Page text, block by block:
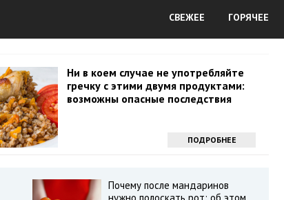
СВЕЖЕЕ ГОРЯЧЕЕ
Ни в коем случае не употребляйте
гречку с этими двумя продуктами:
возможны опасные последствия
ПОДРОБНЕЕ
Почему после мандаринов